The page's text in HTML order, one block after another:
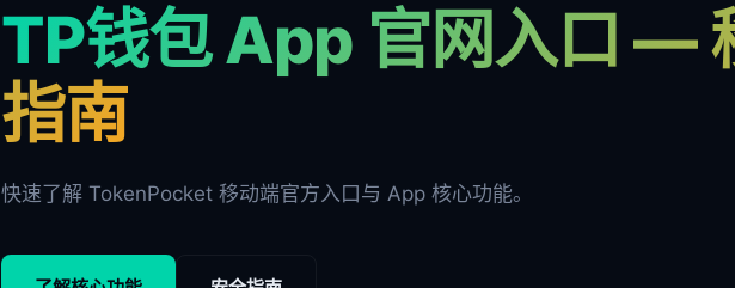
TP钱包 App 官网入口 —
指南
快速了解 TokenPocket 移动端官方入口与 App 核心功能。